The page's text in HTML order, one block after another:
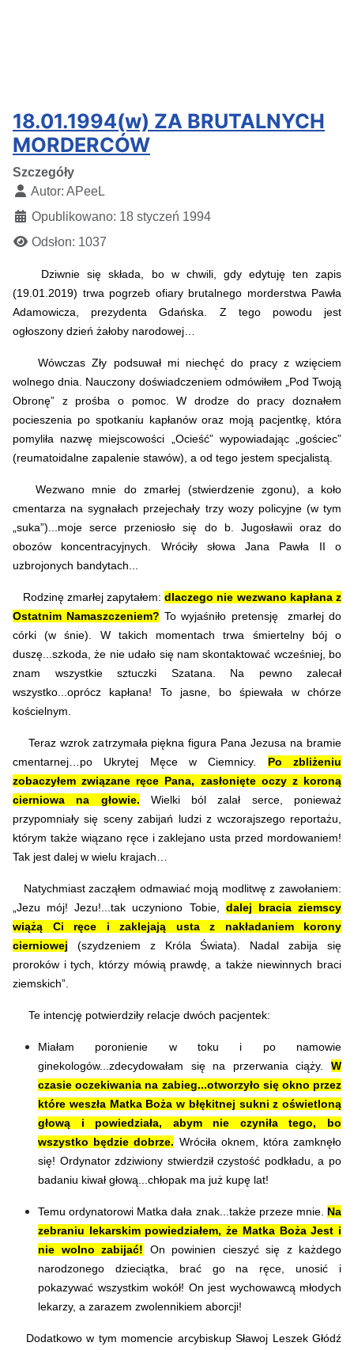
18.01.1994(w) ZA BRUTALNYCH
MORDERCÓW
Szczegóły
Autor: APeeL
Opublikowano: 18 styczeń 1994
Odsłon: 1037
Dziwnie się składa, bo w chwili, gdy edytuję ten zapis
(19.01.2019) trwa pogrzeb ofiary brutalnego morderstwa Pawła
Adamowicza, prezydenta Gdańska. Z tego powodu jest
ogłoszony dzień żałoby narodowej…
Wówczas Zły podsuwał mi niechęć do pracy z wzięciem
wolnego dnia. Nauczony doświadczeniem odmówiłem „Pod Twoją
Obronę” z prośba o pomoc. W drodze do pracy doznałem
pocieszenia po spotkaniu kapłanów oraz moją pacjentkę, która
pomyliła nazwę miejscowości „Ocieść” wypowiadając „gościec”
(reumatoidalne zapalenie stawów), a od tego jestem specjalistą.
Wezwano mnie do zmarłej (stwierdzenie zgonu), a koło
cmentarza na sygnałach przejechały trzy wozy policyjne (w tym
„suka”)...moje serce przeniosło się do b. Jugosławii oraz do
obozów koncentracyjnych. Wróciły słowa Jana Pawła II o
uzbrojonych bandytach...
Rodzinę zmarłej zapytałem:dlaczego nie wezwano kapłana z
Ostatnim Namaszczeniem? To wyjaśniło pretensję zmarłej do
córki (w śnie). W takich momentach trwa śmiertelny bój o
duszę...szkoda, że nie udało się nam skontaktować wcześniej, bo
znam wszystkie sztuczki Szatana. Na pewno zalecał
wszystko...oprócz kapłana! To jasne, bo śpiewała w chórze
kościelnym.
Teraz wzrok zatrzymała piękna figura Pana Jezusa na bramie
cmentarnej…po Ukrytej Męce w Ciemnicy. Po zbliżeniu
zobaczyłem związane ręce Pana, zasłonięte oczy z koroną
cierniowa na głowie.
Wielki ból zalał serce, ponieważ
przypomniały się sceny zabijań ludzi z wczorajszego reportażu,
którym także wiązano ręce i zaklejano usta przed mordowaniem!
Tak jest dalej w wielu krajach…
Natychmiast zacząłem odmawiać moją modlitwę z zawołaniem:
„Jezu mój! Jezu!...tak uczyniono Tobie, dalej bracia ziemscy
wiążą Ci ręce i zaklejają usta z nakładaniem korony
cierniowej (szydzeniem z Króla Świata). Nadal zabija się
proroków i tych, którzy mówią prawdę, a także niewinnych braci
ziemskich”.
Te intencję potwierdziły relacje dwóch pacjentek:
Miałam poronienie w toku i po namowie
ginekologów...zdecydowałam się na przerwania ciąży. W
czasie oczekiwania na zabieg...otworzyło się okno przez
które weszła Matka Boża w błękitnej sukni z oświetloną
głową i powiedziała, abym nie czyniła tego, bo
wszystko będzie dobrze. Wróciła oknem, która zamknęło
się! Ordynator zdziwiony stwierdził czystość podkładu, a po
badaniu kiwał głową...chłopak ma już kupę lat!
Temu ordynatorowi Matka dała znak...także przeze mnie. Na
zebraniu lekarskim powiedziałem, że Matka Boża Jest i
nie wolno zabijać! On powinien cieszyć się z każdego
narodzonego dzieciątka, brać go na ręce, unosić i
pokazywać wszystkim wokół! On jest wychowawcą młodych
lekarzy, a zarazem zwolennikiem aborcji!
Dodatkowo w tym momencie arcybiskup Sławoj Leszek Głódź